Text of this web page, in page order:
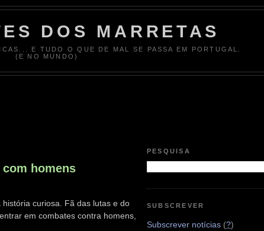
DOS MARRETAS
E TUDO O QUE DE MAL SE PASSA EM PORTUGAL.
(E NO MUNDO)
homens
curiosa. Fã das lutas e do
em combates contra homens,
PESQUISA
SUBSCREVER
Subscrever notícias (?)